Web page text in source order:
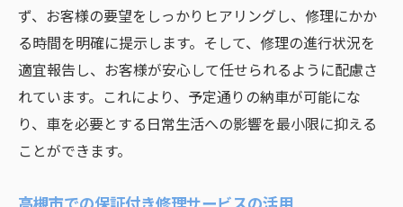
ず、お客様の要望をしっかりヒアリングし、修理にかか
る時間を明確に提示します。そして、修理の進行状況を
適宜報告し、お客様が安心して任せられるように配慮さ
れています。これにより、予定通りの納車が可能にな
り、車を必要とする日常生活への影響を最小限に抑える
ことができます。